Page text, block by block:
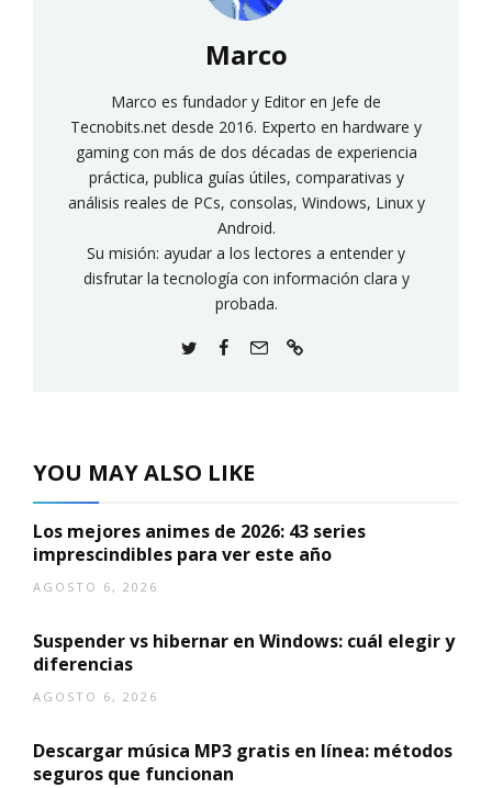
Marco
Marco es fundador y Editor en Jefe de
Tecnobits.net desde 2016. Experto en hardware y
gaming con más de dos décadas de experiencia
práctica, publica guías útiles, comparativas y
análisis reales de PCs, consolas, Windows, Linux y
Android.
Su misión: ayudar a los lectores a entender y
disfrutar la tecnología con información clara y
probada.
YOU MAY ALSO LIKE
Los mejores animes de 2026: 43 series
imprescindibles para ver este año
AGOSTO 6, 2026
Suspender vs hibernar en Windows: cuál elegir y
diferencias
AGOSTO 6, 2026
Descargar música MP3 gratis en línea: métodos
seguros que funcionan